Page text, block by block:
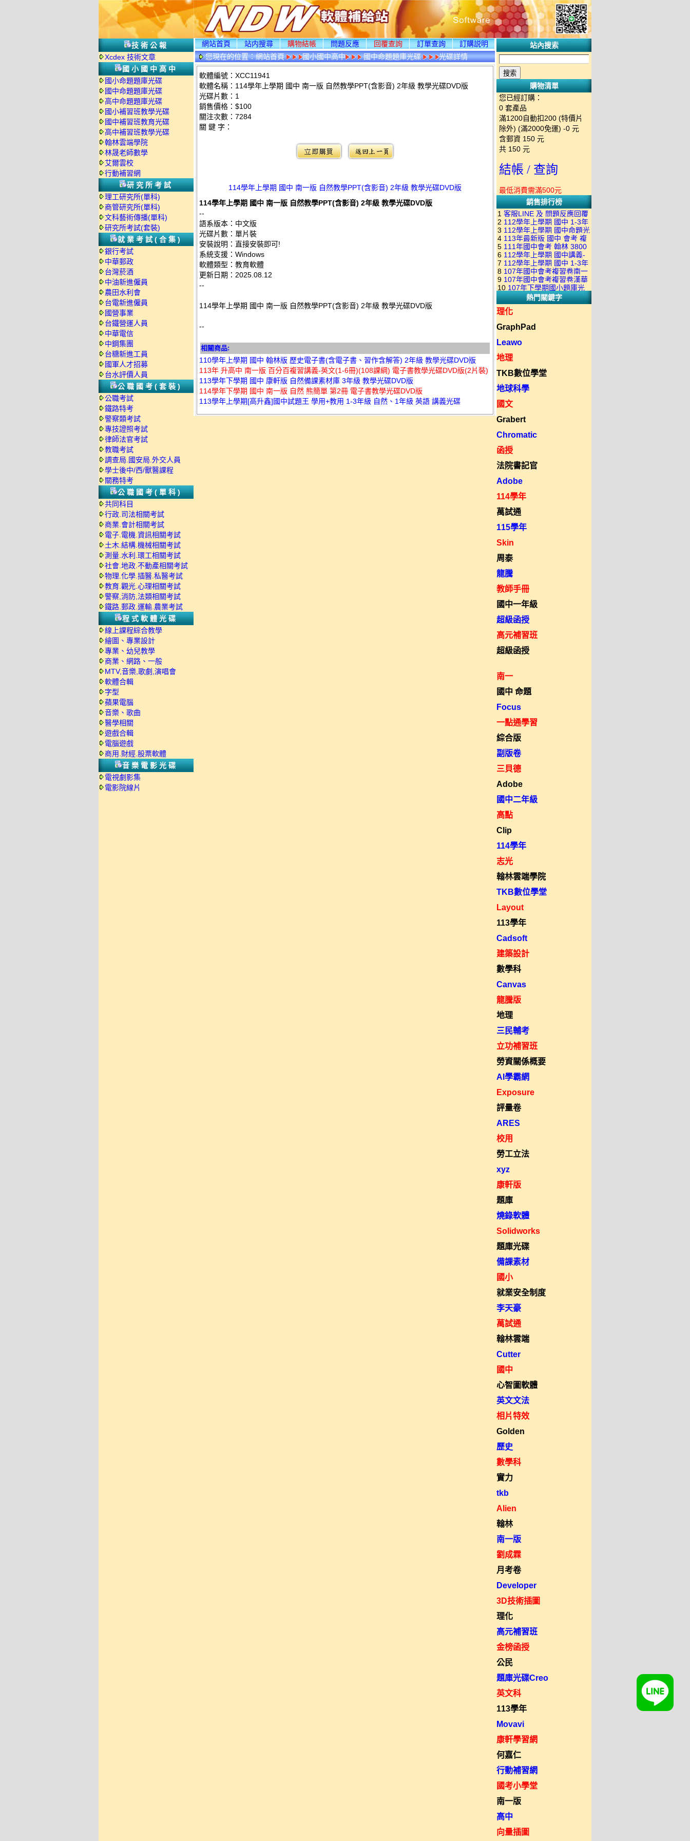
技術公報
Xcdex 技術文章
國小國中高中
國小命題題庫光碟
國中命題題庫光碟
高中命題題庫光碟
國小補習班教學光碟
國中補習班教育光碟
高中補習班教學光碟
翰林雲端學院
林晟老師數學
艾爾雲校
行動補習網
研究所考試
理工研究所(單科)
商管研究所(單科)
文科藝術傳播(單科)
研究所考試(套裝)
就業考試(合集)
銀行考試
中華郵政
台灣菸酒
中油新進僱員
農田水利會
台電新進僱員
國營事業
台鐵營運人員
中華電信
中鋼集團
台糖新進工員
國軍人才招募
台水評價人員
公職國考(套裝)
公職考試
鐵路特考
警察類考試
專技證照考試
律師法官考試
教職考試
調查局.國安局.外交人員
學士後中/西/獸醫課程
關務特考
公職國考(單科)
共同科目
行政.司法相關考試
商業.會計相關考試
電子.電機.資訊相關考試
土木.結構.機械相關考試
測量.水利.環工相關考試
社會.地政.不動產相關考試
物理.化學.插醫.私醫考試
教育.觀光.心理相關考試
警察,消防,法類相關考試
鐵路.郵政.運輸.農業考試
程式軟體光碟
線上課程綜合教學
繪圖、專業設計
專業、幼兒教學
商業、網路、一般
MTV,音樂,歌劇,演唱會
軟體合輯
字型
蘋果電腦
音樂、歌曲
醫學相關
遊戲合輯
電腦遊戲
商用.財經.股票軟體
音樂電影光碟
電視劇影集
電影院線片
網站首頁 站内搜尋 購物結帳 問題反應 回覆查詢 訂單查詢
訂購説明
您現在的位置：網站首頁 國小國中高中 國中命題題庫光碟 光碟詳情
軟體編號：XCC11941
軟體名稱：114學年上學期 國中 南一版 自然教學PPT(含影音) 2年級 教學光碟DVD版
光碟片數：1
銷售價格：$100
關注次數： 7284
關 鍵 字：
114學年上學期 國中 南一版 自然教學PPT(含影音) 2年級 教學光碟DVD版
114學年上學期 國中 南一版 自然教學PPT(含影音) 2年級 教學光碟DVD版
--
語系版本：中文版
光碟片數：單片裝
安裝說明：直接安裝即可!
系統支援：Windows
軟體類型：教育軟體
更新日期：2025.08.12
--
114學年上學期 國中 南一版 自然教學PPT(含影音) 2年級 教學光碟DVD版
--
相關商品:
110學年上學期 國中 翰林版 歷史電子書(含電子書、習作含解答) 2年級 教學光碟DVD版
113年 升高中 南一版 百分百複習講義-英文(1-6冊)(108課綱) 電子書教學光碟DVD版(2片裝)
113學年下學期 國中 康軒版 自然備課素材庫 3年級 教學光碟DVD版
114學年下學期 國中 南一版 自然 熊簡單 第2冊 電子書教學光碟DVD版
113學年上學期[高升鑫]國中試題王 學用+教用 1-3年級 自然、1年級 英語 講義光碟
站內搜索
購物清單
您已經訂購：
0 套產品
滿1200自動扣200 (特價片
除外) (滿2000免運) -0 元
含郵資 150 元
共 150 元
結帳 / 查詢
最低消費需滿500元
銷售排行榜
1 客服LINE 及 問題反應回覆
方式 下單後出現訂單編號就
是訂購成功 不會有回覆信
2 112學年上學期 國中 1-3年
級 校用卷 (含南一.康軒.翰林.
全科目.全部卷.含解答)完整版
(2DVD)
3 112學年上學期 國中命題光
碟 康軒版 1-3年級(含108課
綱)(全年級、全領域) 題庫光
碟(不包含：藝文+綜合+健體)
4 113年最新版 國中 會考 複
習卷講義 共18卷(含南一百分
百EZ+南一超會考+康軒麻辣
+康軒會考勝經+康軒易點通
+康軒圖解E點通+漢華大聯盟
+翰林大滿貫+翰林橘子+翰林
Lite輕+翰林主題探索+奇鼎
KO+奇鼎進會考+金安新思維
735+建弘細說.活用+漢華達
陣)全科目合輯版(3片裝)
5 111年國中會考 翰林 3800
應用題彙編 + 南一 3688 應用
題彙編+南一歷屆試題+康軒
3800+ 應用題彙編 1-3年級 卷
類光碟
6 112學年上學期 國中講義-
題型較難(康軒新挑戰麻辣講
義+翰林超級翰將講義+南一學
習標竿講義) 1-3年級 合輯版
DVD版
7 112學年上學期 國中 1-3年
級 習作解答+課本解答(含康
軒.南一.翰林全版本.全科目)
合輯版 DVD版
8 107年國中會考複習卷南一
版 ( 點線面 )全科目.九科含解
答.合輯正式版
9 107年國中會考複習卷漢華
版 ( 達陣 ) 全科目.八科含解
答.合輯正式版
10 107年下學期國小題庫光
碟-南一版（1～6年級）全科
目合輯版 (三片裝)
熱門關鍵字
理化
GraphPad
Leawo
地理
TKB數位學堂
地球科學
國文
Grabert
Chromatic
函授
法院書記官
Adobe
114學年
萬試通
115學年
Skin
周泰
龍騰
教師手冊
國中一年級
超級函授
高元補習班
超級函授
南一
國中 命題
Focus
一點通學習
綜合版
副版卷
三貝德
Adobe
國中二年級
高點
Clip
114學年
志光
翰林雲端學院
TKB數位學堂
Layout
113學年
Cadsoft
建築設計
數學科
Canvas
龍騰版
地理
三民輔考
立功補習班
勞資關係概要
AI學霸網
Exposure
評量卷
ARES
校用
勞工立法
xyz
康軒版
題庫
燒錄軟體
Solidworks
題庫光碟
備課素材
國小
就業安全制度
李天豪
萬試通
翰林雲端
Cutter
國中
心智圖軟體
英文文法
相片特效
Golden
歷史
數學科
實力
tkb
Alien
翰林
南一版
劉成霖
月考卷
Developer
3D技術插圖
理化
高元補習班
金榜函授
公民
題庫光碟Creo
英文科
113學年
Movavi
康軒學習網
何嘉仁
行動補習網
國考小學堂
南一版
高中
向量插圖